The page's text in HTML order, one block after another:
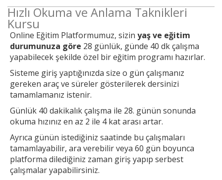
Hızlı Okuma ve Anlama Taknikleri
Kursu
Online Eğitim Platformumuz, sizin yaş ve eğitim
durumunuza göre 28 günlük, günde 40 dk çalışma
yapabilecek şekilde özel bir eğitim programı hazırlar.
Sisteme giriş yaptığınızda size o gün çalışmanız
gereken araç ve süreler gösterilerek dersinizi
tamamlamanız istenir.
Günlük 40 dakikalık çalışma ile 28. günün sonunda
okuma hızınız en az 2 ile 4 kat arası artar.
Ayrıca günün istediğiniz saatinde bu çalışmaları
tamamlayabilir, ara verebilir veya 60 gün boyunca
platforma dilediğiniz zaman giriş yapıp serbest
çalışmalar yapabilirsiniz.